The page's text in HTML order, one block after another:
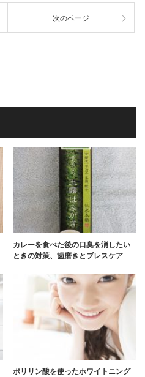
次のページ
カレーを食べた後の口臭を消したい
ときの対策、歯磨きとブレスケア
ポリリン酸を使ったホワイトニング